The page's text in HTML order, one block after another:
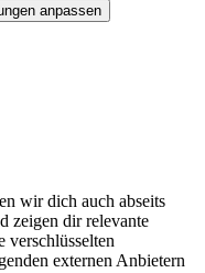
anpassen
wir dich auch abseits
zeigen dir relevante
verschlüsselten
externen Anbietern